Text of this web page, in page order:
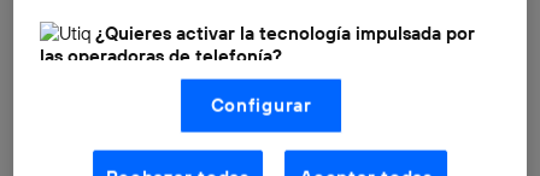
suerte de batallas ganadas.
¿Quieres activar la tecnología impulsada por
las operadoras de telefonía?
Nosotros, Telefónica S.A., utilizamos la tecnología Utiq para
realizar nuestras acciones de marketing digital o análisis
(como se describe en este aviso de consentimiento)
basadas en tu navegación en nuestra(s) web(s)
aquí (solo cuando utilizas una conexión a
Configurar